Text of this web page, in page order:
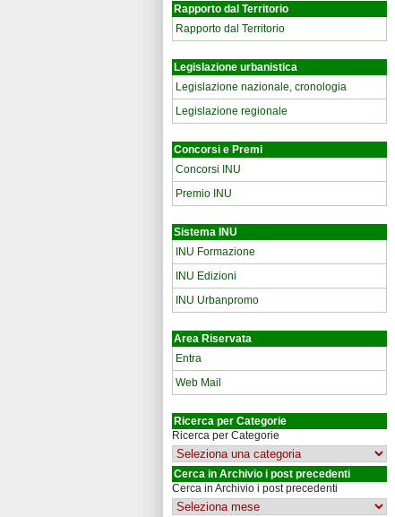
Rapporto dal Territorio
Rapporto dal Territorio
Legislazione urbanistica
Legislazione nazionale, cronologia
Legislazione regionale
Concorsi e Premi
Concorsi INU
Premio INU
Sistema INU
INU Formazione
INU Edizioni
INU Urbanpromo
Area Riservata
Entra
Web Mail
Ricerca per Categorie
Ricerca per Categorie
Cerca in Archivio i post precedenti
Cerca in Archivio i post precedenti